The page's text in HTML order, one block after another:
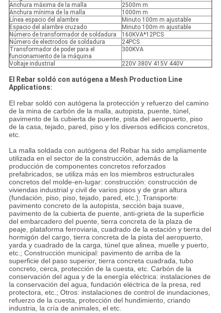
Anchura máxima de la malla
2500m m
Anchura mínima de la malla
1000m m
Línea espacio del alambre
Minuto 100m m ajustable
Espacio del alambre cruzado
Minuto 100m m ajustable
Número de transformador de soldadura
160KVA*12PCS
Número de electrodos de soldadura
24PCS
Transformador de poder para el
funcionamiento de la máquina
300KVA
Voltaje industrial 220V 380V 415V 440V
El Rebar soldó con autógena a Mesh Production Line
Applications:
El rebar soldó con autógena la protección y refuerzo del camino
de la mina de carbón de la malla, autopista, puente, túnel,
pavimento de la cubierta de puente, pista del aeropuerto, piso
de la casa, tejado, pared, piso y los diversos edificios concretos,
etc.
La malla soldada con autógena del Rebar ha sido ampliamente
utilizada en el sector de la construcción, además de la
producción de componentes concretos reforzados
prefabricados, se utiliza más en los miembros estructurales
concretos del molde-en-lugar: construcción: construcción de
viviendas industrial y civil de varios pisos y de gran altura
(fundación, piso, piso, tejado, pared, etc.); Transporte:
pavimento concreto de la autopista, sección baja suave,
pavimento de la cubierta de puente, anti-grieta de la superficie
del embarcadero del puente, tierra concreta de la plaza de
peaje, plataforma ferroviaria, cuadrado de la estación y tierra del
hormigón del cargo, tierra concreta de la pista del aeropuerto,
yarda y cuadrado de la carga, túnel que alinea, muelle y puerto,
etc.; Construcción municipal: pavimento de arriba de la
superficie del paso superior, tierra concreta cuadrada, tubo
concreto, cerca, protección de la cuesta, etc. Carbón de la
conservación del agua y de la energía eléctrica: instalaciones de
la conservación del agua, fundación eléctrica de la presa, red
protectora, etc.; Otros: instalaciones de control de inundaciones,
refuerzo de la cuesta, protección del hundimiento, criando
industria, la cría de animales, el etc.